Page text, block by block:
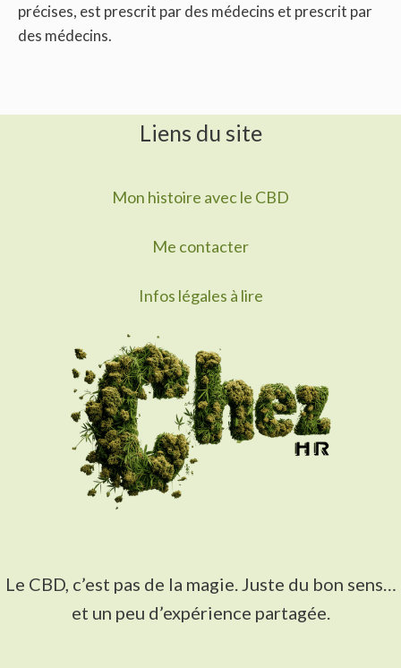
précises, est prescrit par des médecins et prescrit par
des médecins.
Liens du site
Mon histoire avec le CBD
Me contacter
Infos légales à lire
Le CBD, c’est pas de la magie. Juste du bon sens…
et un peu d’expérience partagée.